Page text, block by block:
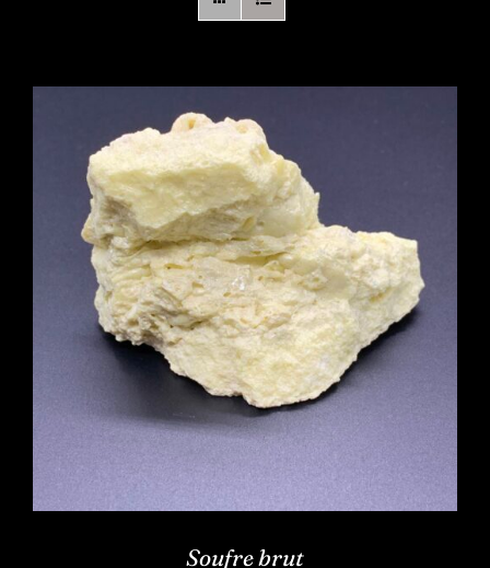
Soufre brut